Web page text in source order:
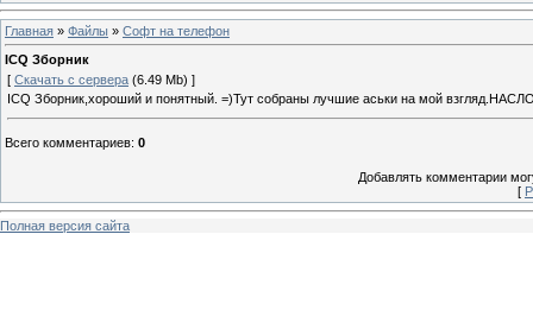
Главная » Файлы » Софт на телефон
ICQ Зборник
[ Скачать с сервера (6.49 Mb) ]
ICQ Зборник,хороший и понятный. =)Тут собраны лучшие аськи на мой
Всего комментариев: 0
Добавлять комментарии
[
Полная версия сайта